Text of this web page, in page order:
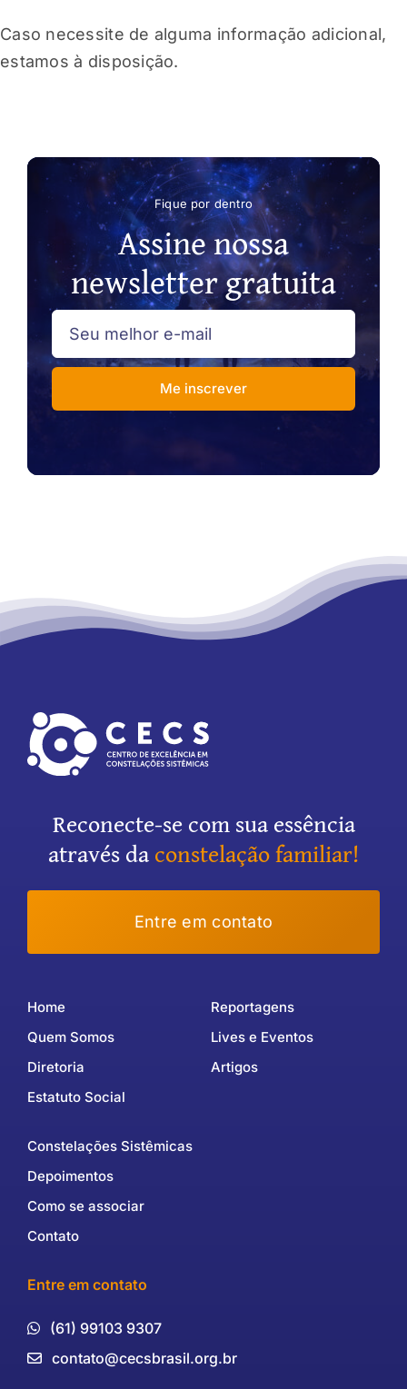
Caso necessite de alguma informação adicional,
estamos à disposição.
Fique por dentro
Assine nossa
newsletter gratuita
Me inscrever
Reconecte-se com sua essência
através daconstelação familiar!
Entre em contato
Home
Quem Somos
Diretoria
Estatuto Social
Reportagens
Lives e Eventos
Artigos
Constelações Sistêmicas
Depoimentos
Como se associar
Contato
Entre em contato
(61) 99103 9307
contato@cecsbrasil.org.br